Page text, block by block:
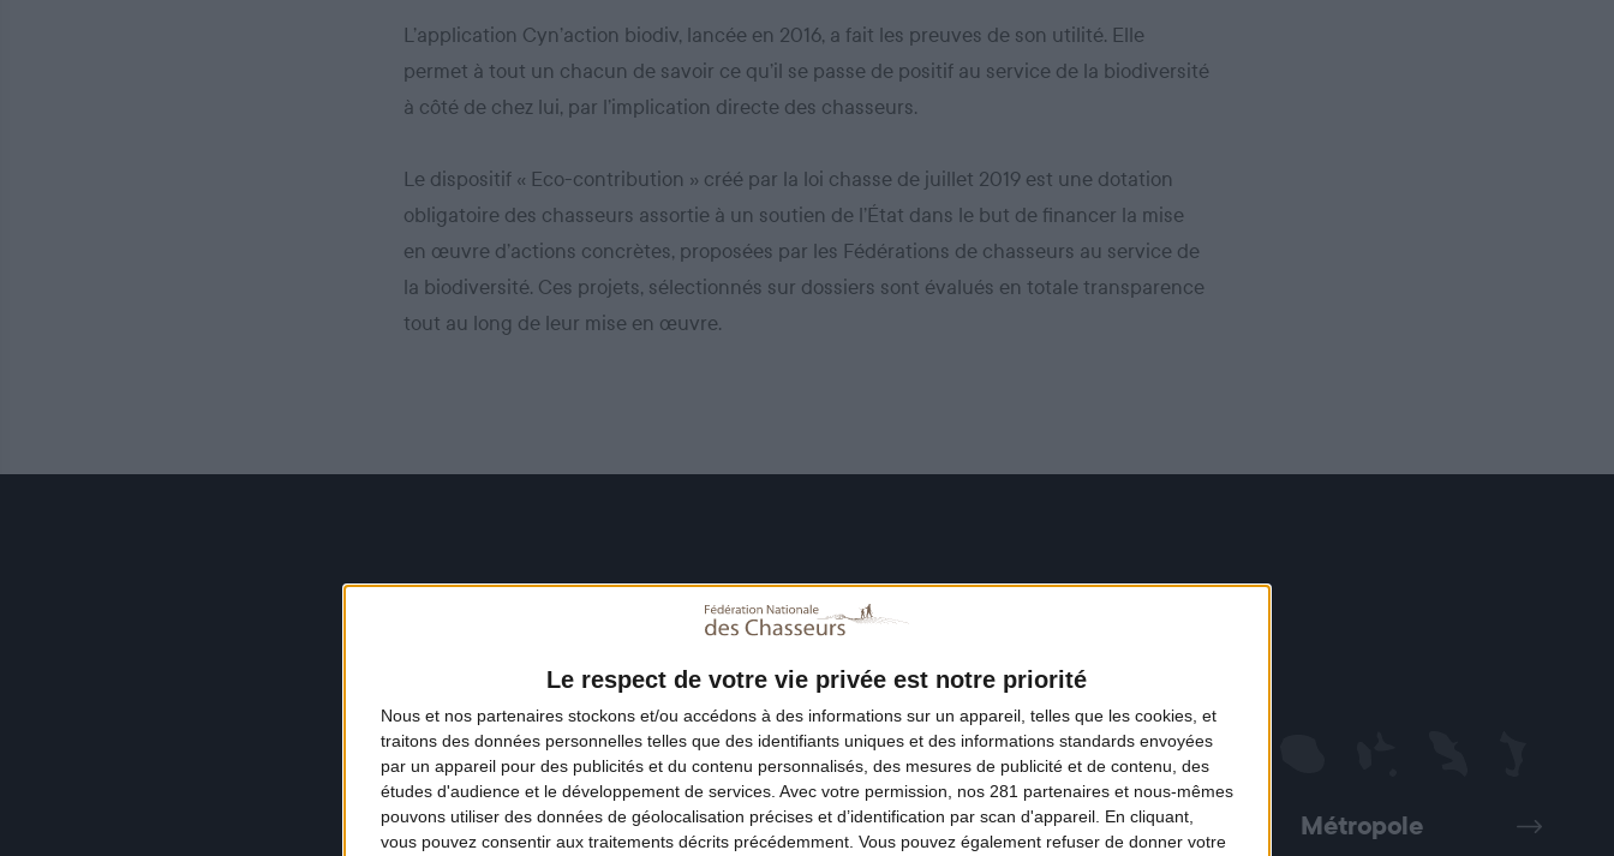
Le respect de votre vie privée est notre priorité
Nous et nos partenaires stockons et/ou accédons à des informations sur un appareil, telles que les cookies, et
traitons des données personnelles telles que des identifiants uniques et des informations standards envoyées
par un appareil pour des publicités et du contenu personnalisés, des mesures de publicité et de contenu, des
études d'audience et le développement de services. Avec votre permission, nos 281 partenaires et nous-mêmes
pouvons utiliser des données de géolocalisation précises et d’identification par scan d'appareil. En cliquant,
vous pouvez consentir aux traitements décrits précédemment. Vous pouvez également refuser de donner votre
L’application Cyn’action biodiv, lancée en 2016, a fait les preuves de son utilité. Elle
permet à tout un chacun de savoir ce qu’il se passe de positif au service de la biodiversité
à côté de chez lui, par l’implication directe des chasseurs.
Le dispositif « Eco-contribution » créé par la loi chasse de juillet 2019 est une dotation
obligatoire des chasseurs assortie à un soutien de l’État dans le but de financer la mise
en œuvre d’actions concrètes, proposées par les Fédérations de chasseurs au service de
la biodiversité. Ces projets, sélectionnés sur dossiers sont évalués en totale transparence
tout au long de leur mise en œuvre.
Précédent Métropole Suivant